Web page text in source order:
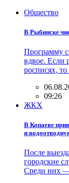
Общество
В Рыбинске
Программу
вдвое. Если
росписях,
09:26
ЖКХ
В Копаеве
и
После
городские
Среди них